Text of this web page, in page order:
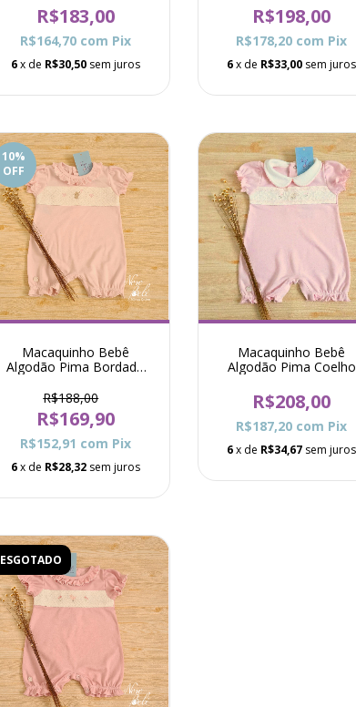
R$183,00
R$164,70 com Pix
6x de R$30,50 sem juros
R$198,00
R$178,20 com Pix
6x de R$33,00 sem juros
10%
OFF
Macaquinho Bebê
Algodão Pima Bordado
Nikki - Rosa
R$188,00
R$169,90
R$152,91 com Pix
6x de R$28,32 sem juros
Macaquinho Bebê
Algodão Pima Coelho
R$208,00
R$187,20 com Pix
6x de R$34,67 sem juros
ESGOTADO